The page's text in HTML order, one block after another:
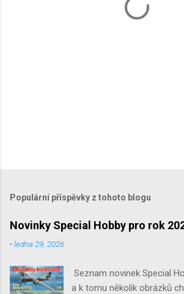
Populární příspěvky z tohoto blogu
Novinky Special Hobby pro rok
-ledna 29, 2026
Seznam novinek Special
a k tomu několik obrázků